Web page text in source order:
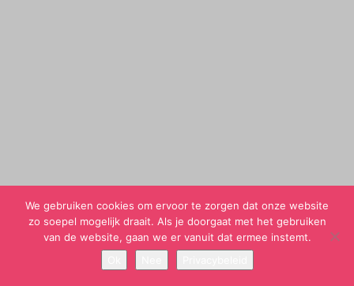
We gebruiken cookies om ervoor te zorgen dat onze website
zo soepel mogelijk draait. Als je doorgaat met het gebruiken
van de website, gaan we er vanuit dat ermee instemt.